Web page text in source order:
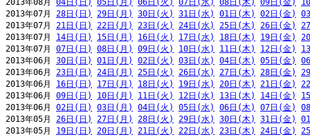
2013年08月 04日(日) 05日(月) 06日(火) 07日(水) 08日(木) 09日(金)
2013年07月 28日(日) 29日(月) 30日(火) 31日(水) 01日(木) 02日(金)
2013年07月 21日(日) 22日(月) 23日(火) 24日(水) 25日(木) 26日(金)
2013年07月 14日(日) 15日(月) 16日(火) 17日(水) 18日(木) 19日(金)
2013年07月 07日(日) 08日(月) 09日(火) 10日(水) 11日(木) 12日(金)
2013年06月 30日(日) 01日(月) 02日(火) 03日(水) 04日(木) 05日(金)
2013年06月 23日(日) 24日(月) 25日(火) 26日(水) 27日(木) 28日(金)
2013年06月 16日(日) 17日(月) 18日(火) 19日(水) 20日(木) 21日(金)
2013年06月 09日(日) 10日(月) 11日(火) 12日(水) 13日(木) 14日(金)
2013年06月 02日(日) 03日(月) 04日(火) 05日(水) 06日(木) 07日(金)
2013年05月 26日(日) 27日(月) 28日(火) 29日(水) 30日(木) 31日(金)
2013年05月 19日(日) 20日(月) 21日(火) 22日(水) 23日(木) 24日(金)